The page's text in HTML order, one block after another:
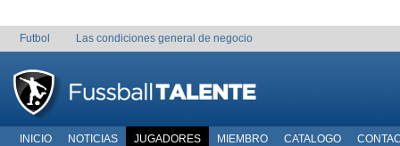
Futbol Las condiciones general de negocio
INICIO NOTICIAS JUGADORES MIEMBRO CATALOGO